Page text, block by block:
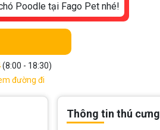
Poodle tại Fago Pet nhé!
(8:00 - 18:30)
đường đi
Thông tin thú cưng